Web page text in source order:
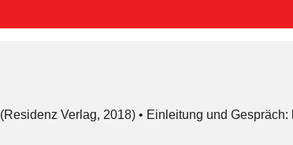
(Residenz Verlag, 2018) • Einleitung und Gespräch: